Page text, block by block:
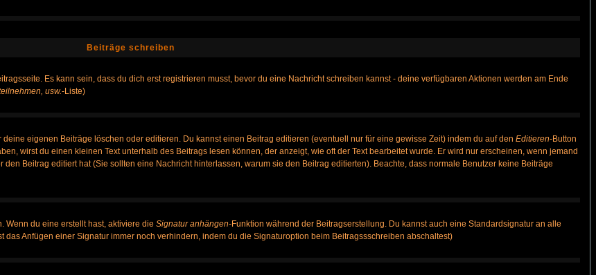
Beiträge schreiben
Es kann sein, dass du dich erst registrieren musst, bevor du eine Nachricht schreiben kannst - deine verfügbaren Aktionen werden am Ende
usw.-Liste)
eigenen Beiträge löschen oder editieren. Du kannst einen Beitrag editieren (eventuell nur für eine gewisse Zeit) indem du auf den Editieren-Button
wirst du einen kleinen Text unterhalb des Beitrags lesen können, der anzeigt, wie oft der Text bearbeitet wurde. Er wird nur erscheinen, wenn jemand
Beitrag editiert hat (Sie sollten eine Nachricht hinterlassen, warum sie den Beitrag editierten). Beachte, dass normale Benutzer keine Beiträge
Wenn du eine erstellt hast, aktiviere die Signatur anhängen-Funktion während der Beitragserstellung. Du kannst auch eine Standardsignatur an alle
Anfügen einer Signatur immer noch verhindern, indem du die Signaturoption beim Beitragssschreiben abschaltest)